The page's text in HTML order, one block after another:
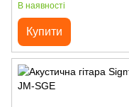
В наявності
Купити